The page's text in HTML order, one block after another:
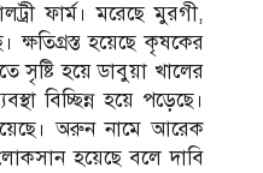
ফার্ম। মরেছে মুরগী,
হয়েছে কৃষকের
সৃষ্টি হয়ে ডাবুয়া খালের
বিচ্ছিন্ন হয়ে পড়েছে।
অরুন নামে আরেক
হয়েছে বলে দাবি